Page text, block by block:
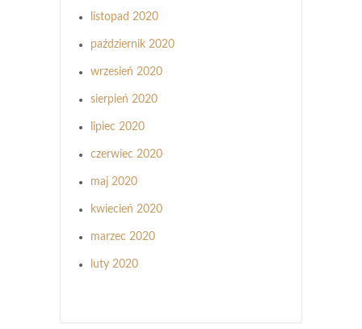
listopad 2020
październik 2020
wrzesień 2020
sierpień 2020
lipiec 2020
czerwiec 2020
maj 2020
kwiecień 2020
marzec 2020
luty 2020